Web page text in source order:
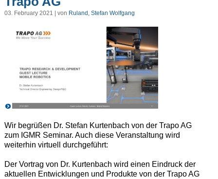
03. February 2021 | von Ruland, Stefan Wolfgang
Wir begrüßen Dr. Stefan Kurtenbach von der Trapo AG
zum IGMR Seminar. Auch diese Veranstaltung wird
weiterhin virtuell durchgeführt:
Der Vortrag von Dr. Kurtenbach wird einen Eindruck der
aktuellen Entwicklungen und Produkte von der Trapo AG